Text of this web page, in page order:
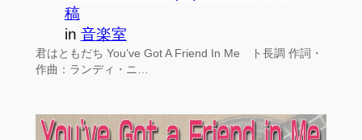
稿
in 音楽室
君はともだち You’ve Got A Friend In Me ト長調 作詞・
作曲：ランディ・ニ…